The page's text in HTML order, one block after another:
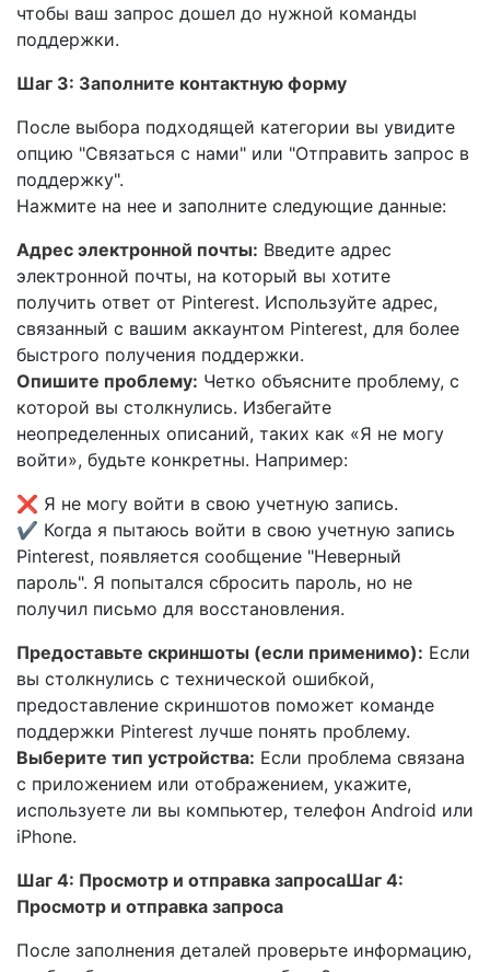
чтобы ваш запрос дошел до нужной команды
поддержки.
Шаг 3: Заполните контактную форму
После выбора подходящей категории вы увидите
опцию "Связаться с нами" или "Отправить запрос в
поддержку".
Нажмите на нее и заполните следующие данные:
Адрес электронной почты: Введите адрес
электронной почты, на который вы хотите
получить ответ от Pinterest. Используйте адрес,
связанный с вашим аккаунтом Pinterest, для более
быстрого получения поддержки.
Опишите проблему: Четко объясните проблему, с
которой вы столкнулись. Избегайте
неопределенных описаний, таких как «Я не могу
войти», будьте конкретны. Например:
❌ Я не могу войти в свою учетную запись.
✔ Когда я пытаюсь войти в свою учетную запись
Pinterest, появляется сообщение "Неверный
пароль". Я попытался сбросить пароль, но не
получил письмо для восстановления.
Предоставьте скриншоты (если применимо): Если
вы столкнулись с технической ошибкой,
предоставление скриншотов поможет команде
поддержки Pinterest лучше понять проблему.
Выберите тип устройства: Если проблема связана
с приложением или отображением, укажите,
используете ли вы компьютер, телефон Android или
iPhone.
Шаг 4: Просмотр и отправка запросаШаг 4:
Просмотр и отправка запроса
После заполнения деталей проверьте информацию,